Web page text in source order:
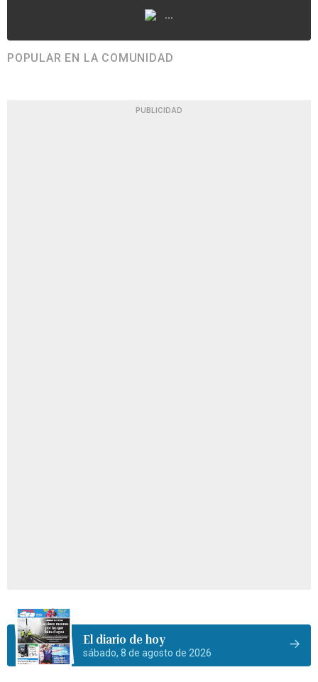
...
POPULAR EN LA COMUNIDAD
PUBLICIDAD
El diario de hoy
sábado, 8 de agosto de 2026